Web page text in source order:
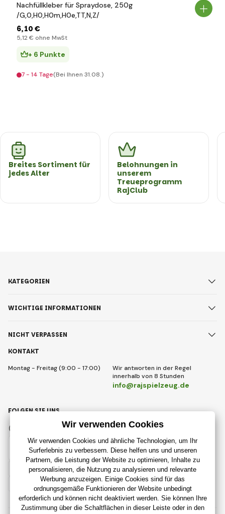
Nachfüllkleber für Spraydose, 250g
/G,0,H0,H0m,H0e,TT,N,Z/
6,10 €
5,12 € ohne MwSt
+ 6 Punkte
7 - 14 Tage(Bei Ihnen 31.08.)
Breites Sortiment für
jedes Alter
Belohnungen in
unserem
Treueprogramm
RajClub
KONTAKT
Montag - Freitag (9:00 - 17:00)
Wir antworten in der Regel
innerhalb von 8 Stunden
info@rajspielzeug.de
KATEGORIEN
WICHTIGE INFORMATIONEN
NICHT VERPASSEN
Deutsch
FOLGEN SIE UNS
Instagram